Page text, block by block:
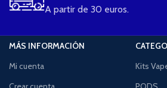
A partir de 30 euros.
MÁS INFORMACIÓN
Mi cuenta
Kits